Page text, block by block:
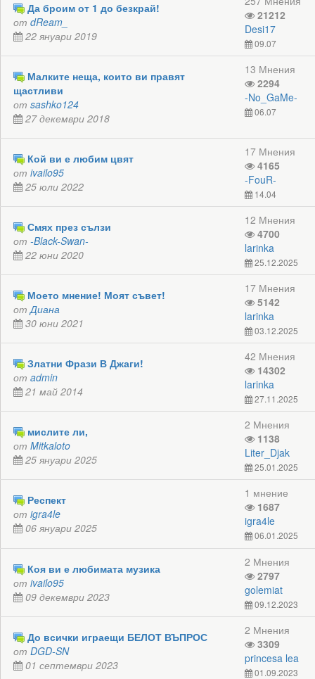
Да броим от 1 до безкрай!
от dReam_
22 януари 2019
21212
Desi17
09.07
Малките неща, които ви правят
щастливи
от sashko124
27 декември 2018
13 Мнения
2294
-No_GaMe-
06.07
Кой ви е любим цвят
от ivailo95
25 юли 2022
17 Мнения
4165
-FouR-
14.04
Смях през сълзи
от -Black-Swan-
22 юни 2020
12 Мнения
4700
larinka
25.12.2025
Моето мнение! Моят съвет!
отДиана
30 юни 2021
17 Мнения
5142
larinka
03.12.2025
Златни Фрази В Джаги!
от admin
21 май 2014
42 Мнения
14302
larinka
27.11.2025
мислите ли,
от Mitkaloto
25 януари 2025
2 Мнения
1138
Liter_Djak
25.01.2025
Респект
от igra4le
06 януари 2025
1 мнение
1687
igra4le
06.01.2025
Коя ви е любимата музика
от ivailo95
09 декември 2023
2 Мнения
2797
golemiat
09.12.2023
До всички играещи БЕЛОТ ВЪПРОС
от DGD-SN
01 септември 2023
2 Мнения
3309
princesa lea
01.09.2023